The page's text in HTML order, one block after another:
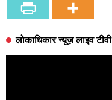
लोकाधिकार न्यूज़ लाइव टीवी